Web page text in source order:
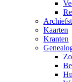
Kaarten
Kranten